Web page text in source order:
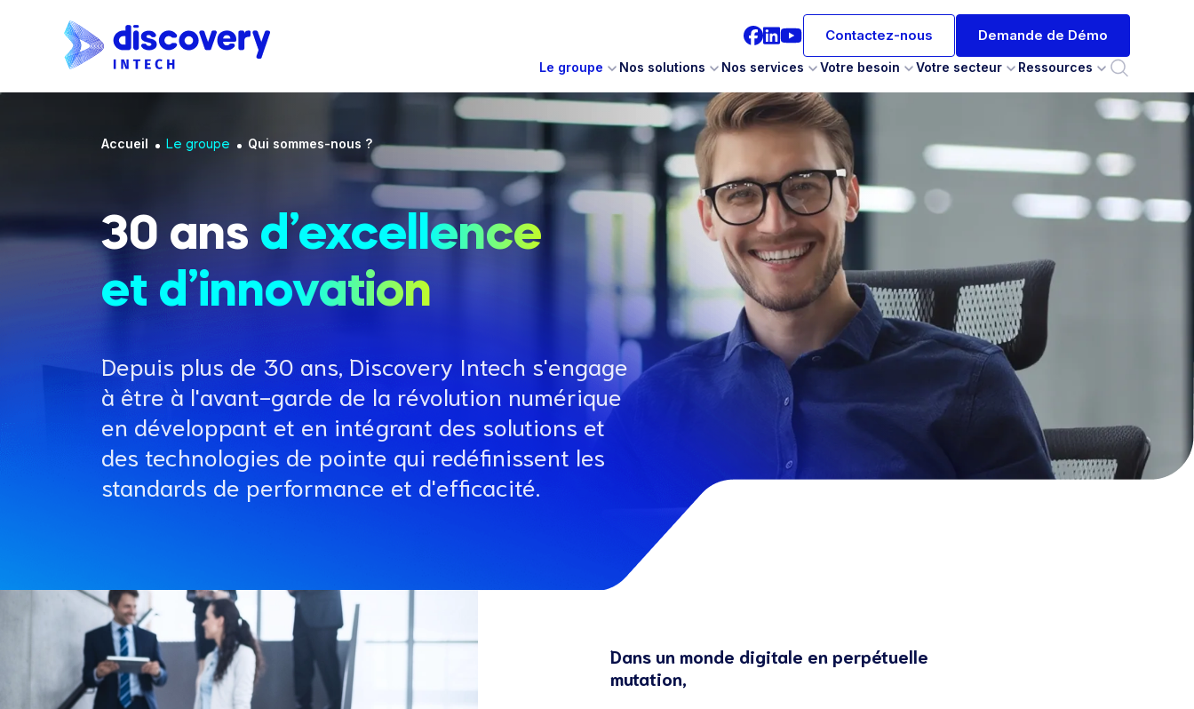
Contactez-nous Demande de Démo
Le groupe Nos solutions Nos services Votre besoin Votre secteur Ressources
30 ans d’excellence
et d’innovation
Depuis plus de 30 ans, Discovery Intech s'engage
à être à l'avant-garde de la révolution numérique
en développant et en intégrant des solutions et
des technologies de pointe qui redéfinissent les
standards de performance et d'efficacité.
Fil d'Ariane
Accueil Le groupe Qui sommes-nous ?
Dans un monde digitale en perpétuelle
mutation,